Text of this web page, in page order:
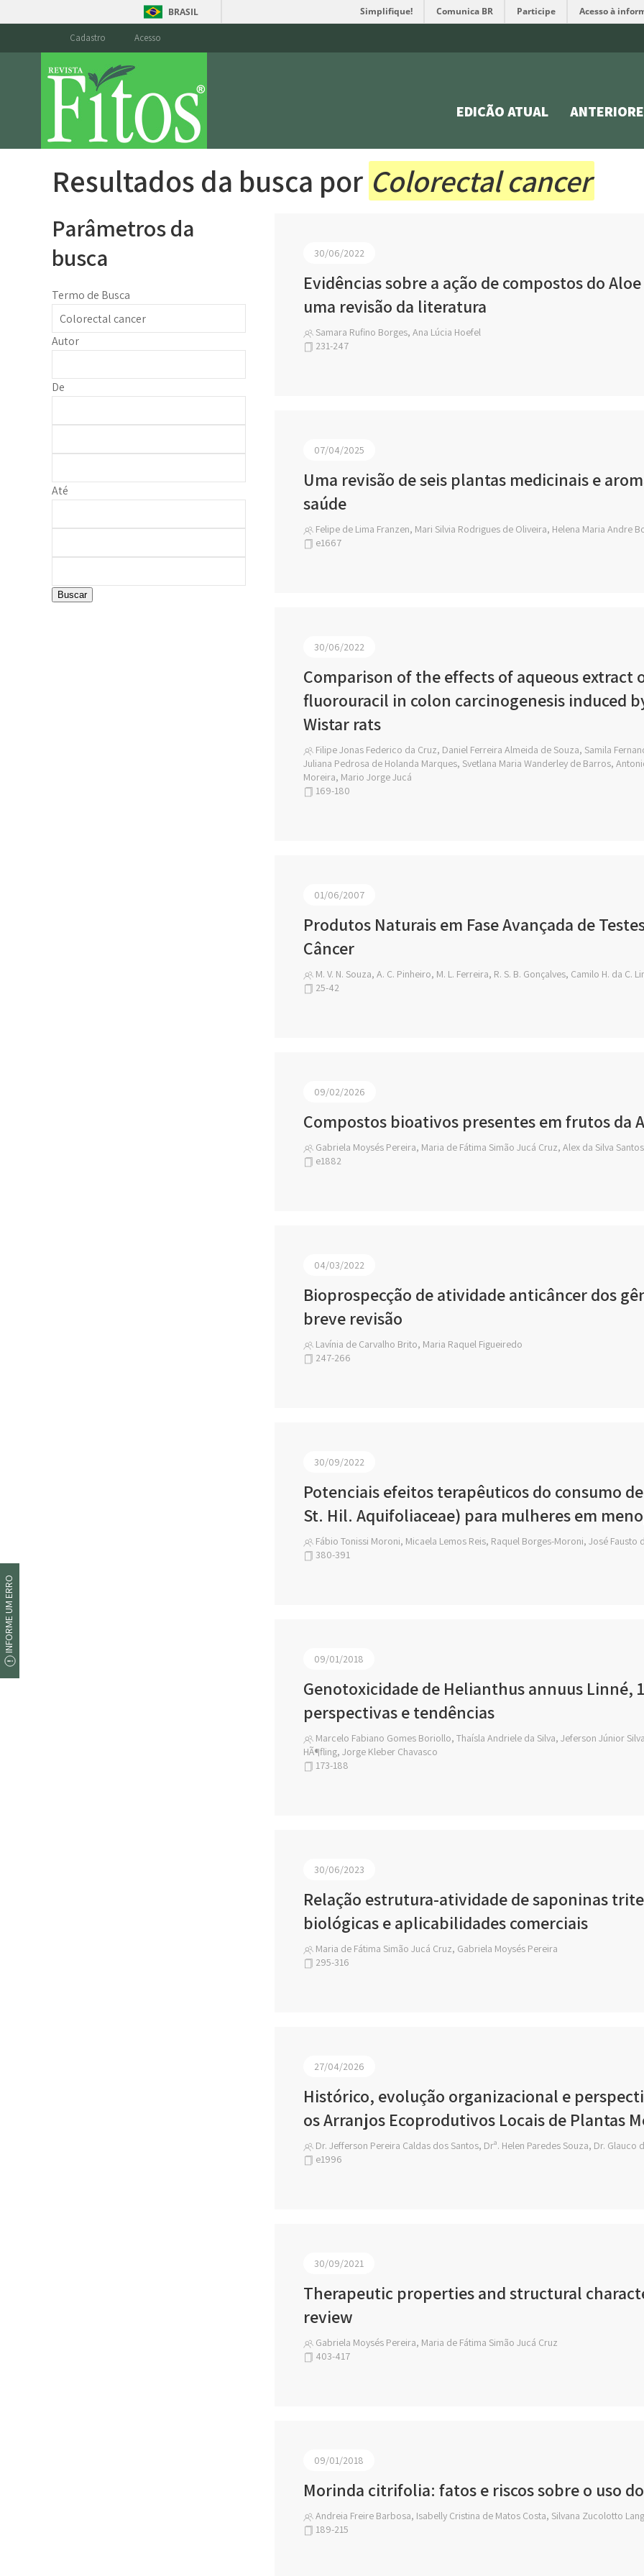
BRASIL Simplifique! Comunica BR Participe Acesso à
Cadastro Acesso
EDIÇÃO ATUAL
Resultados da busca por Colorectal cancer
Parâmetros da
busca
Termo de Busca
Autor
De
Até
Buscar
30/06/2022
Evidências sobre a ação de compostos do
uma revisão da literatura
Samara Rufino Borges, Ana Lúcia Hoefel
231-247
07/04/2025
Uma revisão de seis plantas medicinais e
saúde
Felipe de Lima Franzen, Mari Silvia Rodrigues de Oliveira, Helena Maria Andre
e1667
30/06/2022
Comparison of the effects of aqueous extract
fluorouracil in colon carcinogenesis induced
Wistar rats
Filipe Jonas Federico da Cruz, Daniel Ferreira Almeida de Souza, Samila
Juliana Pedrosa de Holanda Marques, Svetlana Maria Wanderley de Barros,
Moreira, Mario Jorge Jucá
169-180
01/06/2007
Produtos Naturais em Fase Avançada de
Câncer
M. V. N. Souza, A. C. Pinheiro, M. L. Ferreira, R. S. B. Gonçalves, Camilo H. da C.
25-42
09/02/2026
Compostos bioativos presentes em frutos da
Gabriela Moysés Pereira, Maria de Fátima Simão Jucá Cruz, Alex da Silva Santos
e1882
04/03/2022
Bioprospecção de atividade anticâncer dos
breve revisão
Lavínia de Carvalho Brito, Maria Raquel Figueiredo
247-266
30/09/2022
Potenciais efeitos terapêuticos do consumo
St. Hil. Aquifoliaceae) para mulheres em
Fábio Tonissi Moroni, Micaela Lemos Reis, Raquel Borges-Moroni, José
380-391
09/01/2018
Genotoxicidade de Helianthus annuus Linné,
perspectivas e tendências
Marcelo Fabiano Gomes Boriollo, Thaísla Andriele da Silva, Jeferson Júnior
HÃ¶fling, Jorge Kleber Chavasco
173-188
30/06/2023
Relação estrutura-atividade de saponinas
biológicas e aplicabilidades comerciais
Maria de Fátima Simão Jucá Cruz, Gabriela Moysés Pereira
295-316
27/04/2026
Histórico, evolução organizacional e
os Arranjos Ecoprodutivos Locais de Plantas
Dr. Jefferson Pereira Caldas dos Santos, Drª. Helen Paredes Souza, Dr. Glauco
e1996
30/09/2021
Therapeutic properties and structural
review
Gabriela Moysés Pereira, Maria de Fátima Simão Jucá Cruz
403-417
09/01/2018
Morinda citrifolia: fatos e riscos sobre o uso
Andreia Freire Barbosa, Isabelly Cristina de Matos Costa, Silvana Zucolotto
189-215
INFORME UM ERRO